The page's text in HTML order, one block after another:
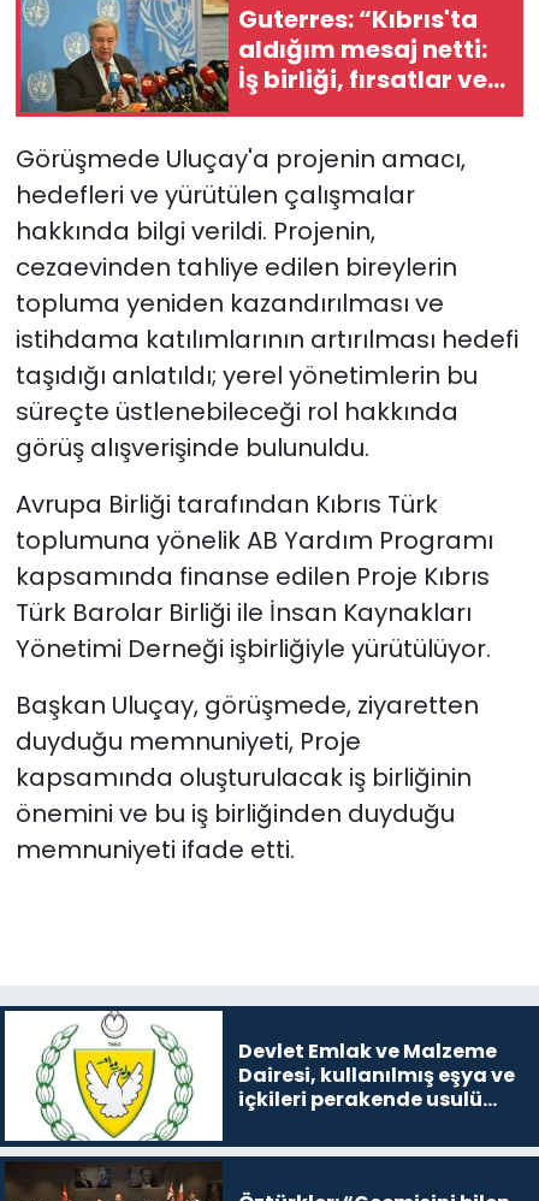
Guterres: “Kıbrıs'ta
aldığım mesaj netti:
İş birliği, fırsatlar ve
barışla şekillenen bir
Görüşmede Uluçay'a projenin amacı,
hedefleri ve yürütülen çalışmalar
hakkında bilgi verildi. Projenin,
cezaevinden tahliye edilen bireylerin
topluma yeniden kazandırılması ve
istihdama katılımlarının artırılması hedefi
taşıdığı anlatıldı; yerel yönetimlerin bu
süreçte üstlenebileceği rol hakkında
görüş alışverişinde bulunuldu.
Avrupa Birliği tarafından Kıbrıs Türk
toplumuna yönelik AB Yardım Programı
kapsamında finanse edilen Proje Kıbrıs
Türk Barolar Birliği ile İnsan Kaynakları
Yönetimi Derneği işbirliğiyle yürütülüyor.
Başkan Uluçay, görüşmede, ziyaretten
duyduğu memnuniyeti, Proje
kapsamında oluşturulacak iş birliğinin
önemini ve bu iş birliğinden duyduğu
memnuniyeti ifade etti.
Devlet Emlak ve Malzeme
Dairesi, kullanılmış eşya ve
içkileri perakende usulü